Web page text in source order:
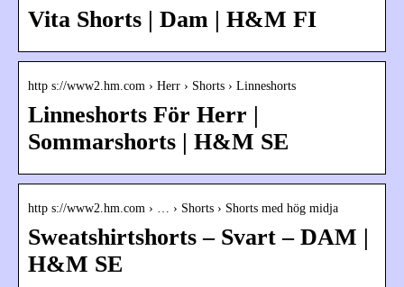
Vita Shorts | Dam | H&M FI
http s://www2.hm.com › Herr › Shorts › Linneshorts
Linneshorts För Herr |
Sommarshorts | H&M SE
http s://www2.hm.com › … › Shorts › Shorts med hög midja
Sweatshirtshorts – Svart – DAM |
H&M SE